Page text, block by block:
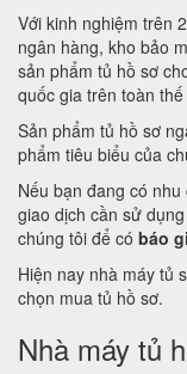
Với kinh nghiệm trên
ngân hàng, kho bảo
sản phẩm tủ hồ sơ
quốc gia trên toàn thế
Sản phẩm tủ hồ sơ
phẩm tiêu biểu của
Nếu bạn đang có
giao dịch cần sử
chúng tôi để có báo
Hiện nay nhà máy tủ
chọn mua tủ hồ sơ.
Nhà máy tủ